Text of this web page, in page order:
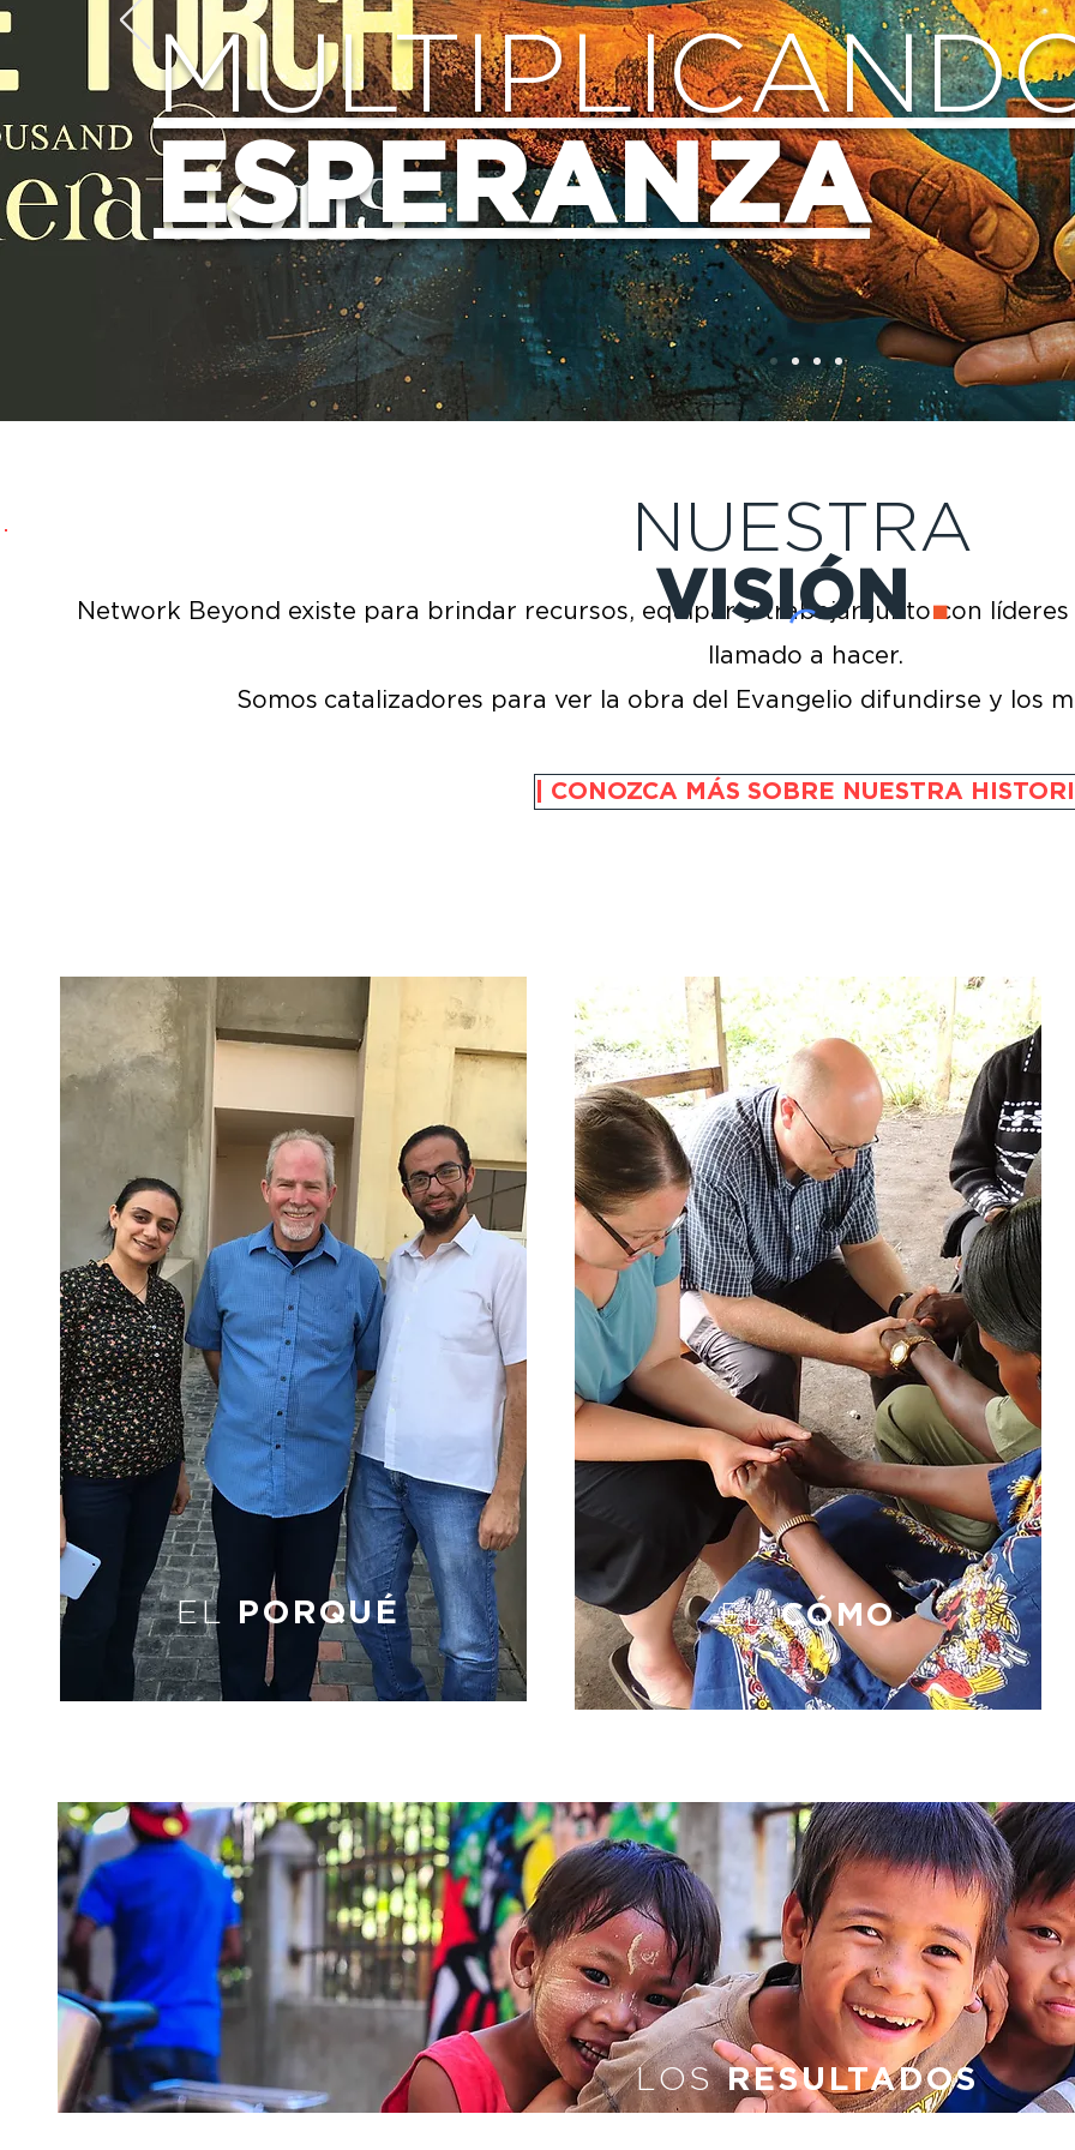
ESPERANZA
Network Beyond existe para brindar recursos, equipar y trabajar junto con
llamado a hacer.
Somos catalizadores para ver la obra del Evangelio difundirse y los
| CONOZCA MÁS SOBRE NUESTRA
NUESTRA
VISIÓN .
EL PORQUÉ ELCÓMO
LOSRESULTADOS